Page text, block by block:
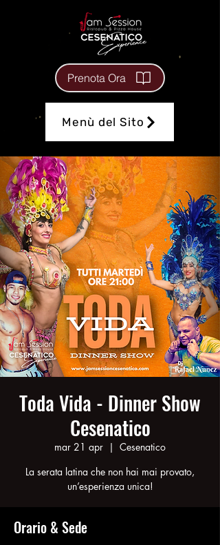
Menù del Sito
Prenota Ora
Toda Vida - Dinner Show
Cesenatico
mar 21 apr
  |
Cesenatico
La serata latina che non hai mai provato,
Orario & Sede